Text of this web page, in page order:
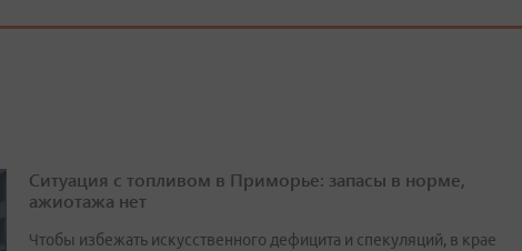
Ситуация с топливом в Приморье: запасы в норме,
ажиотажа нет
Чтобы избежать искусственного дефицита и спекуляций, в крае